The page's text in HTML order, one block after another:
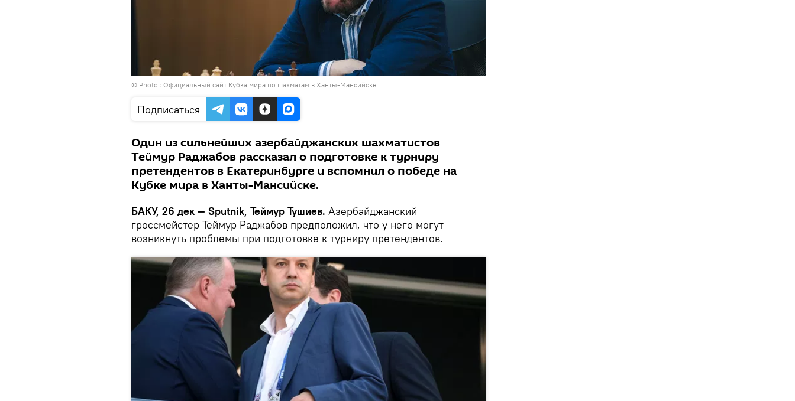
© Photo : Официальный сайт Кубка мира по шахматам в Ханты-Мансийске
Подписаться
Один из сильнейших азербайджанских шахматистов
Теймур Раджабов рассказал о подготовке к турниру
претендентов в Екатеринбурге и вспомнил о победе на
Кубке мира в Ханты-Мансийске.
БАКУ, 26 дек — Sputnik, Теймур Тушиев. Азербайджанский
гроссмейстер Теймур Раджабов предположил, что у него могут
возникнуть проблемы при подготовке к турниру претендентов.